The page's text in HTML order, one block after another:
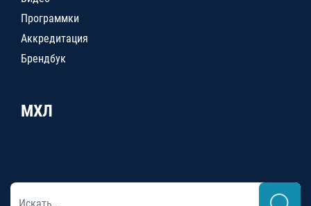
Программки
Аккредитация
Брендбук
МХЛ